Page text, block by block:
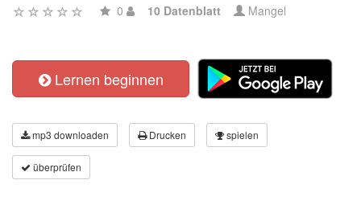
0 10 Datenblatt Mangel
Lernen beginnen
mp3 downloaden Drucken spielen
überprüfen